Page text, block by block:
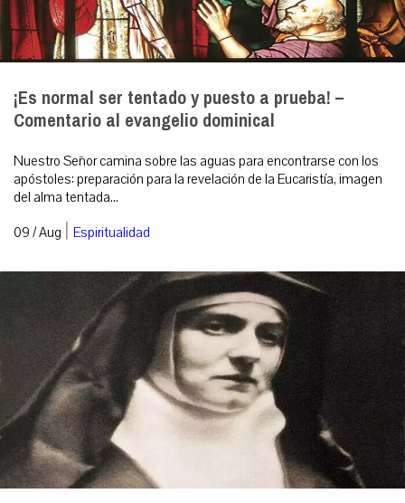
¡Es normal ser tentado y puesto a prueba! –
Comentario al evangelio dominical
Nuestro Señor camina sobre las aguas para encontrarse con los
apóstoles: preparación para la revelación de la Eucaristía, imagen
del alma tentada...
09 / Aug | Espiritualidad